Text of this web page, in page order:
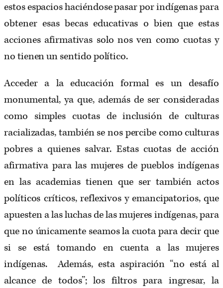
estos espacios haciéndose pasar por indígenas para
obtener esas becas educativas o bien que estas
acciones afirmativas solo nos ven como cuotas y
no tienen un sentido político.
Acceder a la educación formal es un desafío
monumental, ya que, además de ser consideradas
como simples cuotas de inclusión de culturas
racializadas, también se nos percibe como culturas
pobres a quienes salvar. Estas cuotas de acción
afirmativa para las mujeres de pueblos indígenas
en las academias tienen que ser también actos
políticos críticos, reflexivos y emancipatorios, que
apuesten a las luchas de las mujeres indígenas, para
que no únicamente seamos la cuota para decir que
si se está tomando en cuenta a las mujeres
indígenas. Además, esta aspiración “no está al
alcance de todos”; los filtros para ingresar, la